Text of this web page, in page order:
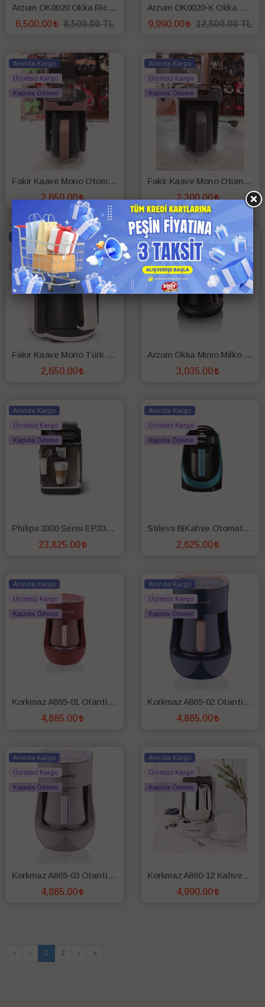
Arzum OK0020 Okka Rich Spin Pro Türk Kahve Makinesi - Bakır
6,500.00
8,500.00 TL
SEPETE EKLE
Arzum OK0020-K Okka Rich Spin Pro Türk Kahve Makinesi - Krom
9,990.00
12,500.00 TL
SEPETE EKLE
Anında Kargo
Ücretsiz Kargo
Kapıda Ödeme
Fakir Kaave Mono Otomatik Türk Kahve Makinesi - Kum Beji
2,650.00
SEPETE EKLE
Anında Kargo
Ücretsiz Kargo
Kapıda Ödeme
Fakir Kaave Mono Otomatik Türk Kahve Makinesi - Gri
2,300.00
SEPETE EKLE
Anında Kargo
Ücretsiz Kargo
Kapıda Ödeme
Fakir Kaave Mono Türk Kahvesi Makinesi - Beyaz
2,650.00
Anında Kargo
Ücretsiz Kargo
Kapıda Ödeme
Arzum Okka Minio Milko OK0024 Bakır Türk Kahve Makinesi-
3,035.00
Anında Kargo
Ücretsiz Kargo
Kapıda Ödeme
Philips 3300 Serisi EP3347/90 Tam Otomatik Espresso Makinesi
23,825.00
Anında Kargo
Ücretsiz Kargo
Kapıda Ödeme
Stilevs BiKahve Otomatik Türk Kahvesi Makinesi - Sedefli Mavi
2,625.00
Anında Kargo
Ücretsiz Kargo
Kapıda Ödeme
Korkmaz A865-01 Otantik Kahve Makinesi - Kiremit
4,885.00
Anında Kargo
Ücretsiz Kargo
Kapıda Ödeme
Korkmaz A865-02 Otantik Kahve Makinesi - Azura
4,885.00
Anında Kargo
Ücretsiz Kargo
Kapıda Ödeme
Korkmaz A865-03 Otantik Kahve Makinesi - Bej
4,885.00
Anında Kargo
Ücretsiz Kargo
Kapıda Ödeme
Korkmaz A860-12 Kahvekolik Otomatik Kahve Makinesi - Vanilya
4,990.00
« ‹ 1 2 › »